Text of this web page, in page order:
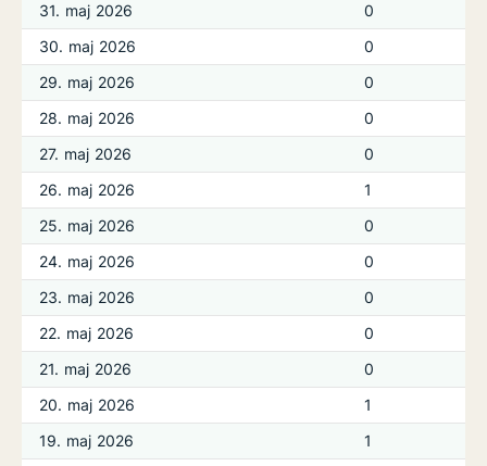
31. maj 2026
0
30. maj 2026
0
29. maj 2026
0
28. maj 2026
0
27. maj 2026
0
26. maj 2026
1
25. maj 2026
0
24. maj 2026
0
23. maj 2026
0
22. maj 2026
0
21. maj 2026
0
20. maj 2026
1
19. maj 2026
1